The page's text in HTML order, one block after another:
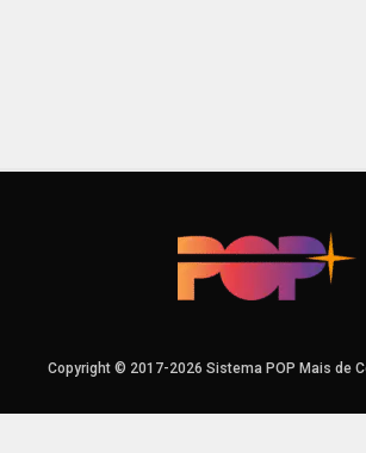
Copyright © 2017-2026 Sistema POP Mais de